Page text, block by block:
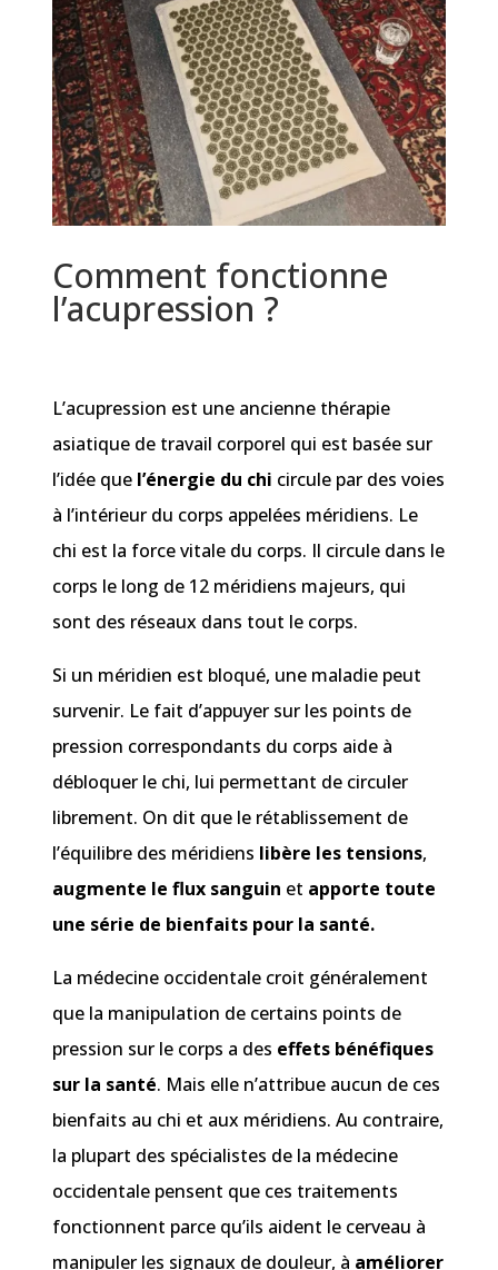
Comment fonctionne
l’acupression ?
L’acupression est une ancienne thérapie
asiatique de travail corporel qui est basée sur
l’idée quel’énergie du chi circule par des voies
à l’intérieur du corps appelées méridiens. Le
chi est la force vitale du corps. Il circule dans le
corps le long de 12 méridiens majeurs, qui
sont des réseaux dans tout le corps.
Si un méridien est bloqué, une maladie peut
survenir. Le fait d’appuyer sur les points de
pression correspondants du corps aide à
débloquer le chi, lui permettant de circuler
librement. On dit que le rétablissement de
l’équilibre des méridiens libère les tensions,
augmente le flux sanguin et apporte toute
une série de bienfaits pour la santé.
La médecine occidentale croit généralement
que la manipulation de certains points de
pression sur le corps a des effets bénéfiques
sur la santé. Mais elle n’attribue aucun de ces
bienfaits au chi et aux méridiens. Au contraire,
la plupart des spécialistes de la médecine
occidentale pensent que ces traitements
fonctionnent parce qu’ils aident le cerveau à
manipuler les signaux de douleur, à améliorer